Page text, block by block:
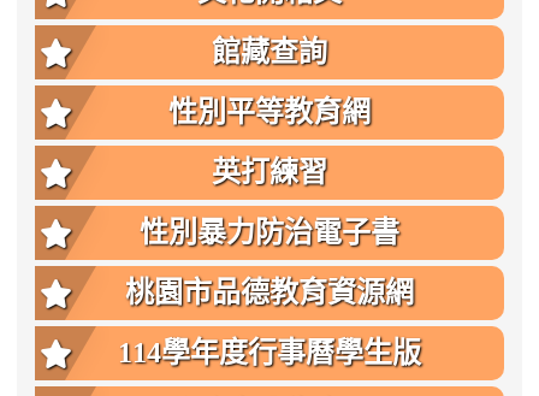
館藏查詢
性別平等教育網
英打練習
性別暴力防治電子書
桃園市品德教育資源網
114學年度行事曆學生版